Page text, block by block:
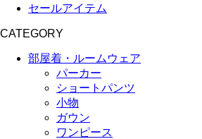
セールアイテム
CATEGORY
部屋着・ルームウェア
パーカー
ショートパンツ
小物
ガウン
ワンピース